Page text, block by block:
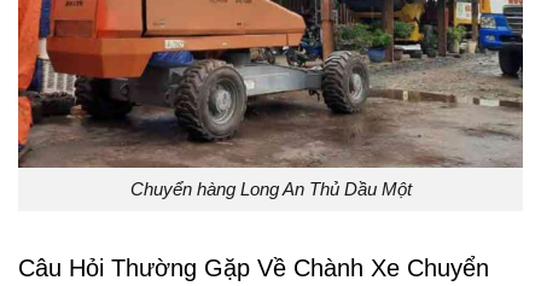
Chuyển hàng Long An Thủ Dầu Một
Câu Hỏi Thường Gặp Về Chành Xe Chuyển